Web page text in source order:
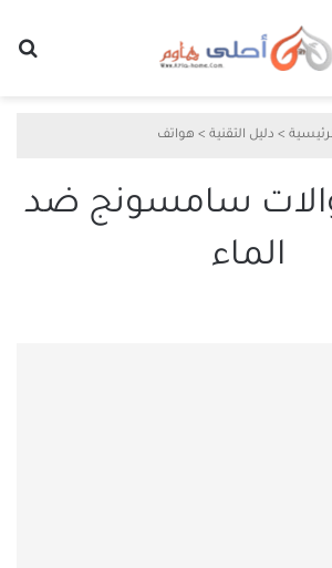
> دليل التقنية > هواتف
سامسونج ضد
الماء